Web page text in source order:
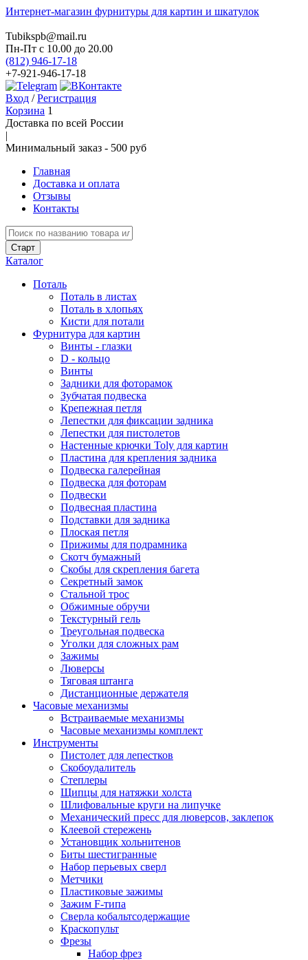
Интернет-магазин фурнитуры для картин и шкатулок
Tubikspb@mail.ru
Пн-Пт с 10.00 до 20.00
(812) 946-17-18
+7-921-946-17-18
Вход /Регистрация
Корзина 1
Доставка по всей России
|
Минимальный закaз - 500 руб
Главная
Доставка и оплата
Отзывы
Контакты
Каталог
Поталь
Поталь в листах
Поталь в хлопьях
Кисти для потали
Фурнитура для картин
Винты - глазки
D - кольцо
Винты
Задники для фоторамок
Зубчатая подвеска
Крепежная петля
Лепестки для фиксации задника
Лепестки для пистолетов
Настенные крючки Toly для картин
Пластина для крепления задника
Подвеска галерейная
Подвеска для фоторам
Подвески
Подвесная пластина
Подставки для задника
Плоская петля
Прижимы для подрамника
Скотч бумажный
Скобы для скрепления багета
Секретный замок
Стальной трос
Обжимные обручи
Текстурный гель
Треугольная подвеска
Уголки для сложных рам
Зажимы
Люверсы
Тяговая штанга
Дистанционные держателя
Часовые механизмы
Встраиваемые механизмы
Часовые механизмы комплект
Инструменты
Пистолет для лепестков
Скобоудалитель
Степлеры
Щипцы для натяжки холста
Шлифовальные круги на липучке
Механический пресс для люверсов, заклепок
Клеевой стережень
Установщик хольнитенов
Биты шестигранные
Набор перьевых сверл
Метчики
Пластиковые зажимы
Зажим F-типа
Сверла кобальтсодержащие
Краскопульт
Фрезы
Набор фрез